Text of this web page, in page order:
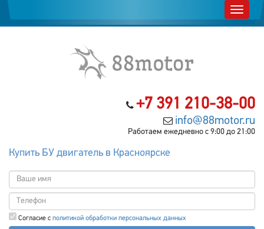
+7 391 210-38-00
info@88motor.ru
Работаем ежедневно с 9:00 до 21:00
Купить БУ двигатель в Красноярске
Согласие с политикой обработки персональных данных